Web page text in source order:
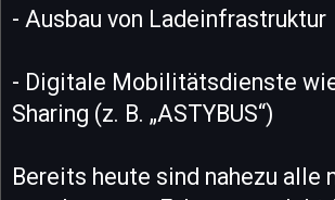
- Ausbau von Ladeinfrastruktur
- Digitale Mobilitätsdienste
Sharing (z. B. „ASTYBUS“)
Bereits heute sind nahezu alle